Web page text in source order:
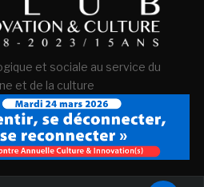
et sociale au service du
et de la culture